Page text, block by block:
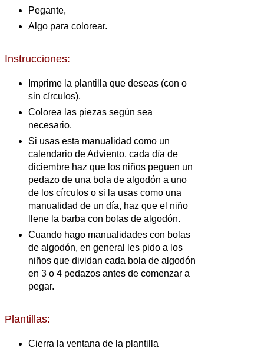
Pegante,
Algo para colorear.
Instrucciones:
Imprime la plantilla que deseas (con o
sin círculos).
Colorea las piezas según sea
necesario.
Si usas esta manualidad como un
calendario de Adviento, cada día de
diciembre haz que los niños peguen un
pedazo de una bola de algodón a uno
de los círculos o si la usas como una
manualidad de un día, haz que el niño
llene la barba con bolas de algodón.
Cuando hago manualidades con bolas
de algodón, en general les pido a los
niños que dividan cada bola de algodón
en 3 o 4 pedazos antes de comenzar a
pegar.
Plantillas:
Cierra la ventana de la plantilla